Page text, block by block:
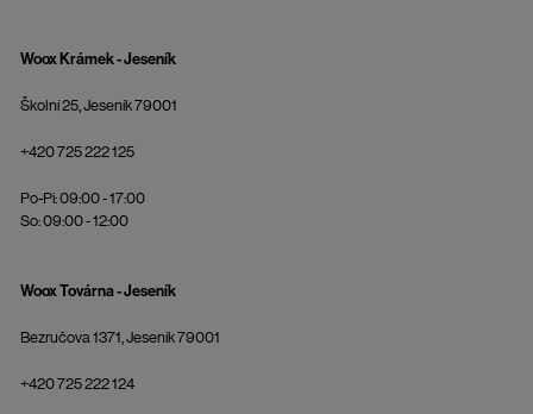
Woox Krámek - Jeseník
Školní 25, Jeseník 79001
+420 725 222 125
Po-Pi: 09:00 - 17:00
So: 09:00 - 12:00
Woox Továrna - Jeseník
Bezručova 1371, Jeseník 79001
+420 725 222 124